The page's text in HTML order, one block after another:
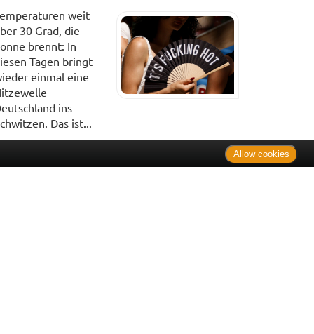
weit
30 Grad, die
brennt: In
Tagen bringt
einmal eine
ins
Das ist...
Allow cookies